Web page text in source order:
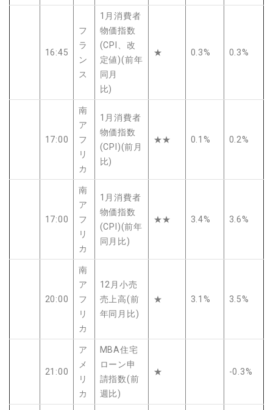
16:45
フ
ラ
ン
ス
1月消費者
物価指数
(CPI、改
定値)(前年
同月
比)
★ 0.3% 0.3%
17:00
南
ア
フ
リ
カ
1月消費者
物価指数
(CPI)(前月
比)
★★ 0.1% 0.2%
17:00
南
ア
フ
リ
カ
1月消費者
物価指数
(CPI)(前年
同月比)
★★ 3.4% 3.6%
20:00
南
ア
フ
リ
カ
12月小売
売上高(前
年同月比)
★ 3.1% 3.5%
21:00
ア
メ
リ
カ
MBA住宅
ローン申
請指数(前
週比)
★ -0.3%